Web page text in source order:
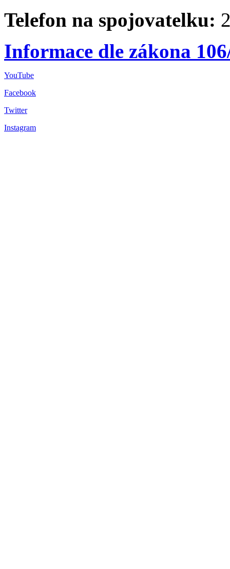
Telefon na spojovatelku:
Informace dle zákona
YouTube
Facebook
Twitter
Instagram